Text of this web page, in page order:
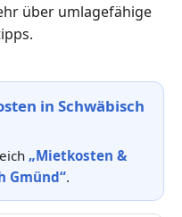
über umlagefähige
in Schwäbisch
„Mietkosten &
Gmünd“.